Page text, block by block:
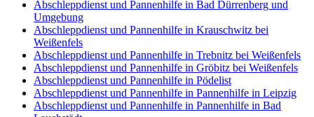
Abschleppdienst und Pannenhilfe in Bad Dürrenberg und
Umgebung
Abschleppdienst und Pannenhilfe in Krauschwitz bei
Weißenfels
Abschleppdienst und Pannenhilfe in Trebnitz bei Weißenfels
Abschleppdienst und Pannenhilfe in Gröbitz bei Weißenfels
Abschleppdienst und Pannenhilfe in Pödelist
Abschleppdienst und Pannenhilfe in Pannenhilfe in Leipzig
Abschleppdienst und Pannenhilfe in Pannenhilfe in Bad